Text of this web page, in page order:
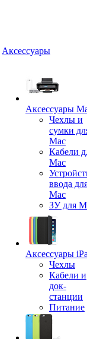
Аксессуары
Аксессуары
Чехлы и
сумки
Mac
Кабели
Mac
ввода
Mac
ЗУ для
Аксессуары
Чехлы
Кабели и
док-
станции
Питание